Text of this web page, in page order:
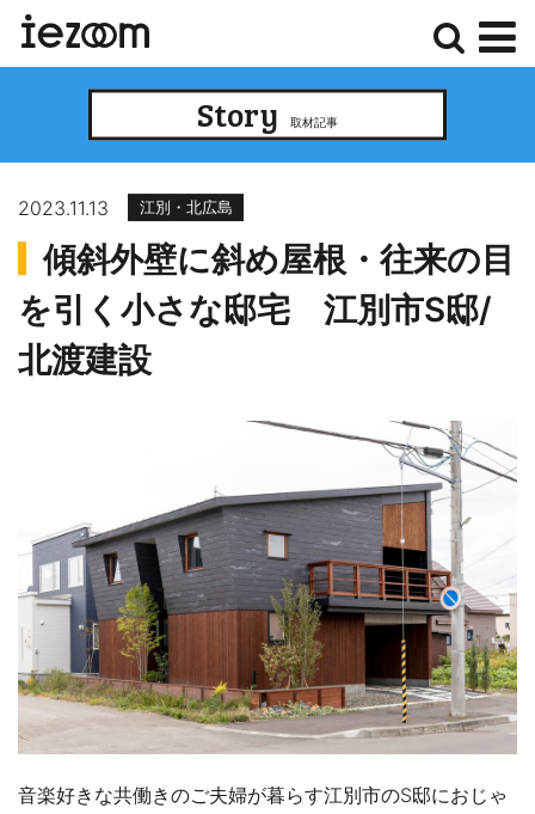
ュ
Story 取材記事
2023.11.13 江別・北広島
傾斜外壁に斜め屋根・往来の目
を引く小さな邸宅 江別市S邸/
北渡建設
音楽好きな共働きのご夫婦が暮らす江別市のS邸におじゃ